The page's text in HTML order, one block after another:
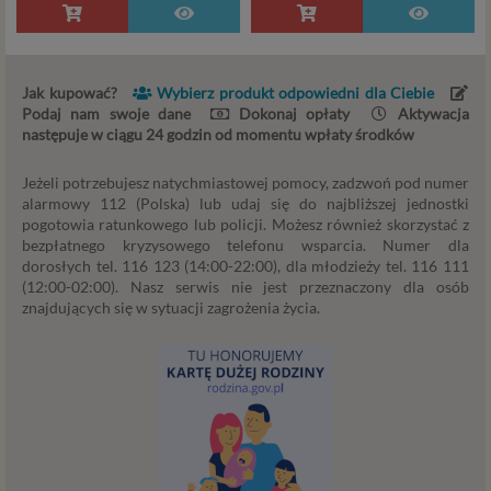
Jak kupować?
Wybierz produkt odpowiedni dla Ciebie
Podaj nam swoje dane
Dokonaj opłaty
Aktywacja
następuje w ciągu 24 godzin od momentu wpłaty środków
Jeżeli potrzebujesz natychmiastowej pomocy, zadzwoń pod numer
alarmowy 112 (Polska) lub udaj się do najbliższej jednostki
pogotowia ratunkowego lub policji. Możesz również skorzystać z
bezpłatnego kryzysowego telefonu wsparcia. Numer dla
dorosłych tel. 116 123 (14:00-22:00), dla młodzieży tel. 116 111
(12:00-02:00). Nasz serwis nie jest przeznaczony dla osób
znajdujących się w sytuacji zagrożenia życia.
Jeśli zatem zawieramy z Tobą umowę o realizację
danej usługi, to możemy przetwarzać Twoje dane w
przypadku, gdy zakładasz u nas konto, to umowa o
dostarczenie tego konta upoważnia nas do
przetwarzania danych niezbędnych do jego
profilu tego konta). Bez tej możliwości nie bylibyśmy
w stanie zapewnić Ci usługi, a Ty nie mógłbyś z niej
korzystać.
Niezbędność przetwarzania do celów wynikających
z prawnie uzasadnionych interesów realizowanych
przez administratora lub przez stronę trzecią. Ta
przypadków, gdy ich przetwarzanie jest
uzasadnione z uwagi na nasze usprawiedliwione
potrzeby, co obejmuje między innymi konieczność
zapewnienia bezpieczeństwa usługi (np.
sprawdzenie, czy do Twojego konta nie loguje się
nieuprawniona osoba), dokonanie pomiarów